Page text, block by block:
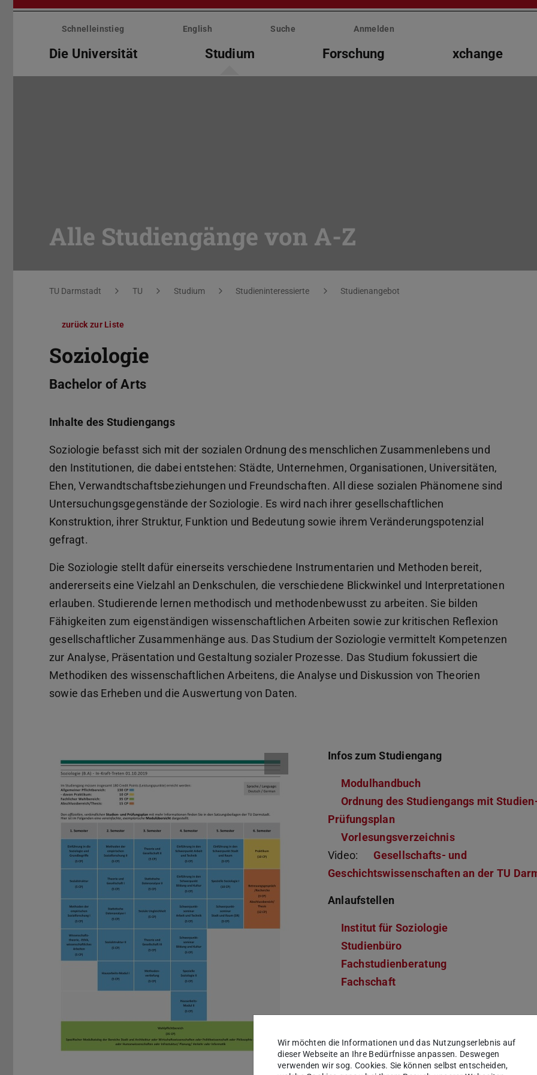
Menü
überspringenSchnelleinstieg English Suche Anmelden
Die Universität Studium Forschung xchange
Alle Studiengänge von A-Z
Sie befinden sich hier:
TU Darmstadt TU Studium Studieninteressierte Studienangebot
zurück zur Liste
Soziologie
Bachelor of Arts
Inhalte des Studiengangs
Soziologie befasst sich mit der sozialen Ordnung des menschlichen Zusammenlebens und
den Institutionen, die dabei entstehen: Städte, Unternehmen, Organisationen, Universitäten,
Ehen, Verwandtschaftsbeziehungen und Freundschaften. All diese sozialen Phänomene sind
Untersuchungsgegenstände der Soziologie. Es wird nach ihrer gesellschaftlichen
Konstruktion, ihrer Struktur, Funktion und Bedeutung sowie ihrem Veränderungspotenzial
gefragt.
Die Soziologie stellt dafür einerseits verschiedene Instrumentarien und Methoden bereit,
andererseits eine Vielzahl an Denkschulen, die verschiedene Blickwinkel und Interpretationen
erlauben. Studierende lernen methodisch und methodenbewusst zu arbeiten. Sie bilden
Fähigkeiten zum eigenständigen wissenschaftlichen Arbeiten sowie zur kritischen Reflexion
gesellschaftlicher Zusammenhänge aus. Das Studium der Soziologie vermittelt Kompetenzen
zur Analyse, Präsentation und Gestaltung sozialer Prozesse. Das Studium fokussiert die
Methodiken des wissenschaftlichen Arbeitens, die Analyse und Diskussion von Theorien
sowie das Erheben und die Auswertung von Daten.
Infos zum Studiengang
Modulhandbuch
Ordnung des Studiengangs mit
Prüfungsplan
Vorlesungsverzeichnis
Video:
Gesellschafts- und
Geschichtswissenschaften an der TU
Anlaufstellen
Institut für Soziologie
Studienbüro
Fachstudienberatung
Fachschaft
Wir möchten die Informationen und das Nutzungserlebnis auf
dieser Webseite an Ihre Bedürfnisse anpassen. Deswegen
verwenden wir sog. Cookies. Sie können selbst entscheiden,